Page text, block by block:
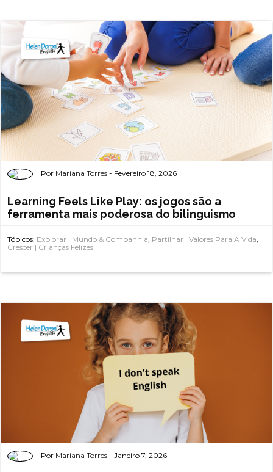
Por Mariana Torres - Fevereiro 18, 2026
Learning Feels Like Play: os jogos são a
ferramenta mais poderosa do bilinguismo
Tópicos: Explorar | Mundo & Companhia, Partilhar | Valores Para A Vida,
Crescer | Crianças Felizes
Por Mariana Torres - Janeiro 7, 2026